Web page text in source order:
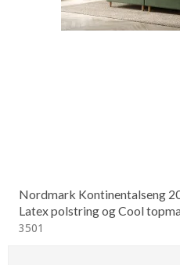
Nordmark Kontinentalseng
Latex polstring og Cool
3501